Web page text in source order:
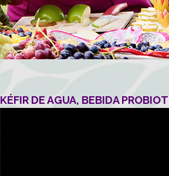
KÉFIR DE AGUA, BEBIDA